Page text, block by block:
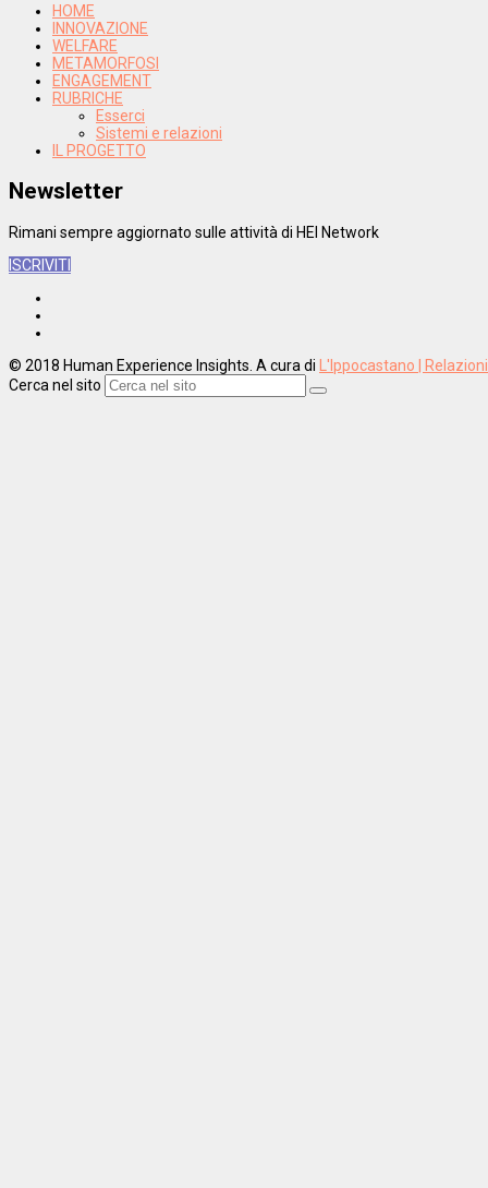
HOME
INNOVAZIONE
WELFARE
METAMORFOSI
ENGAGEMENT
RUBRICHE
Esserci
Sistemi e relazioni
IL PROGETTO
Newsletter
Rimani sempre aggiornato sulle attività di HEI Network
ISCRIVITI
© 2018 Human Experience Insights. A cura di L'Ippocastano |
Cerca nel sito